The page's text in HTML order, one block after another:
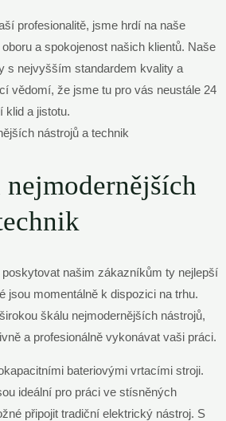
profesionalitě, jsme hrdí na naše
a spokojenost našich klientů. Naše
s nejvyšším standardem kvality a
vědomí, že jsme tu pro vás neustále 24
klid a jistotu.
našim zákazníkům ty nejlepší
jsou momentálně k dispozici na trhu.
škálu nejmodernějších nástrojů,
a profesionálně vykonávat vaši práci.
bateriovými vrtacími stroji.
ideální pro práci ve stísněných
připojit tradiční elektrický nástroj. S